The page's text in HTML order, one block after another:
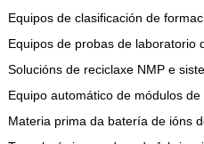
Equipos de clasificación de
Equipos de probas de laboratorio
Solucións de reciclaxe NMP e
Equipo automático de módulos de
Materia prima da batería de ións